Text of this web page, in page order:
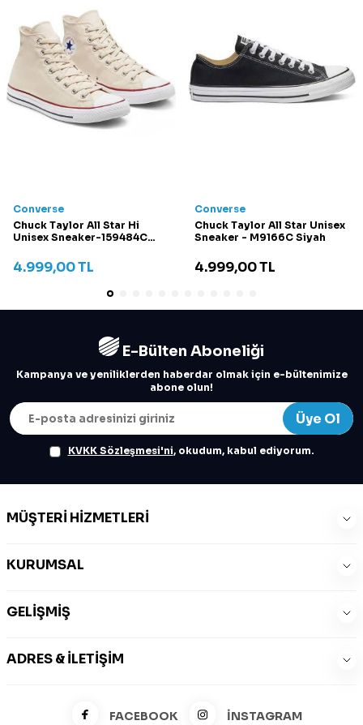
Converse
Chuck Taylor All Star Hi
Unisex Sneaker-159484C
4.999,00TL
Converse
Chuck Taylor All Star Unisex
Sneaker - M9166C Siyah
4.999,00TL
E-Bülten Aboneliği
Kampanya ve yeniliklerden haberdar olmak için e-bültenimize
abone olun!
Üye Ol
KVKK Sözleşmesi'ni, okudum, kabul ediyorum.
MÜŞTERI HIZMETLERI
KURUMSAL
GELIŞMIŞ
ADRES & İLETIŞIM
FACEBOOK İNSTAGRAM